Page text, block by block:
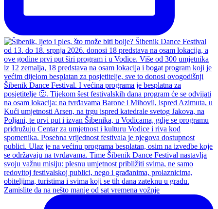
Zamislite da na nešto manje od sat vremena vožnje